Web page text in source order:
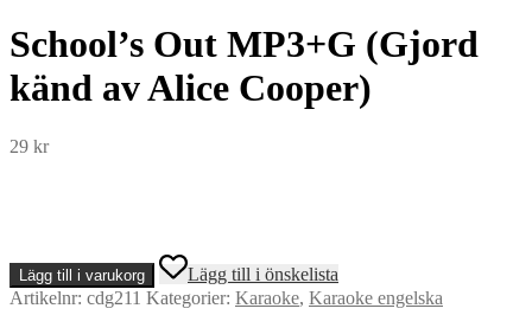
School’s Out MP3+G (Gjord
känd av Alice Cooper)
29 kr
School's
Out
MP3+G
Lägg till i varukorg
Lägg till i önskelista
Artikelnr: cdg211 Kategorier: Karaoke, Karaoke engelska